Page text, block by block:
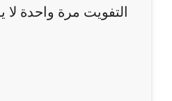
التفويت مرة واحدة لا